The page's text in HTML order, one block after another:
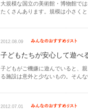
大規模な国立の美術館・博物館で
たくさんあります。規模は小さく
2012.08.09
子どもたちが安心して遊べ
子どもがご機嫌に遊んでいると、
る施設は意外と少ないもの。そん
2012.07.01